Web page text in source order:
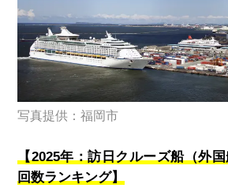
写真提供：福岡市
【2025年：訪日クルーズ船（外
回数ランキング】